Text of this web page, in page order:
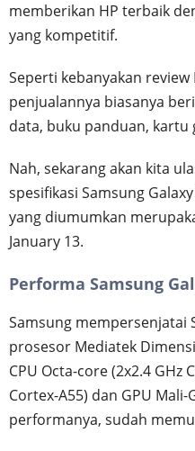
memberikan HP terbaik
yang kompetitif.
Seperti kebanyakan
penjualannya biasanya
data, buku panduan, kartu
Nah, sekarang akan kita
spesifikasi Samsung
yang diumumkan
January 13.
Performa Samsung
Samsung mempersenjatai
prosesor Mediatek
CPU Octa-core (2x2.4 GHz
Cortex-A55) dan GPU
performanya, sudah